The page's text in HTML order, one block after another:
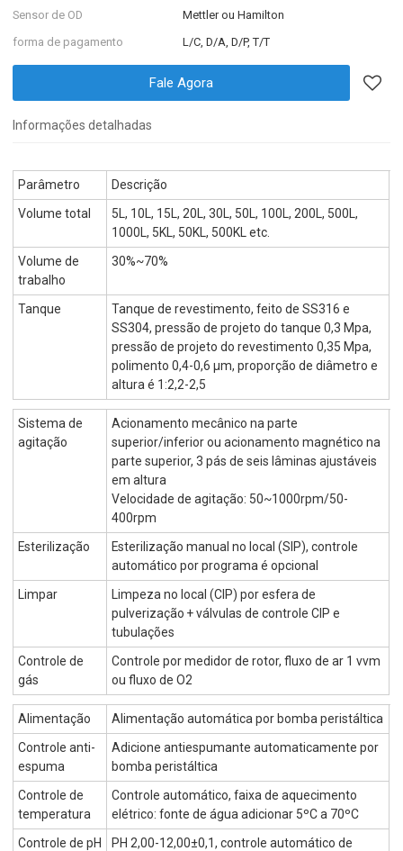
Sensor de OD
Mettler ou Hamilton
forma de pagamento
L/C, D/A, D/P, T/T
Fale Agora
Informações detalhadas
Parâmetro
Descrição
Volume total
5L, 10L, 15L, 20L, 30L, 50L, 100L, 200L, 500L,
1000L, 5KL, 50KL, 500KL etc.
Volume de
trabalho
30%~70%
Tanque
Tanque de revestimento, feito de SS316 e
SS304, pressão de projeto do tanque 0,3 Mpa,
pressão de projeto do revestimento 0,35 Mpa,
polimento 0,4-0,6 µm, proporção de diâmetro e
altura é 1:2,2-2,5
Sistema de
agitação
Acionamento mecânico na parte
superior/inferior ou acionamento magnético na
parte superior, 3 pás de seis lâminas ajustáveis
em altura
Velocidade de agitação: 50~1000rpm/50-
400rpm
Esterilização
Esterilização manual no local (SIP), controle
automático por programa é opcional
Limpar
Limpeza no local (CIP) por esfera de
pulverização + válvulas de controle CIP e
tubulações
Controle de
gás
Controle por medidor de rotor, fluxo de ar 1 vvm
ou fluxo de O2
Alimentação
Alimentação automática por bomba peristáltica
Controle anti-
espuma
Adicione antiespumante automaticamente por
bomba peristáltica
Controle de
temperatura
Controle automático, faixa de aquecimento
elétrico: fonte de água adicionar 5ºC a 70ºC
Controle de pH
PH 2,00-12,00±0,1, controle automático de